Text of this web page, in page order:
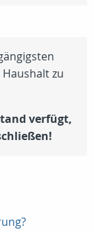
zu
verfügt,